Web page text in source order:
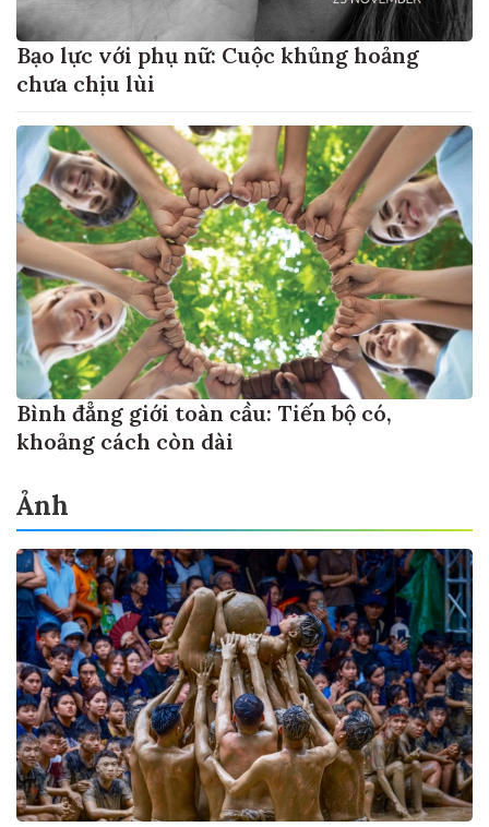
Bạo lực với phụ nữ: Cuộc khủng hoảng
chưa chịu lùi
Bình đẳng giới toàn cầu: Tiến bộ có,
khoảng cách còn dài
Ảnh